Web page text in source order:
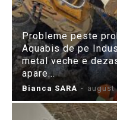
Probleme peste
Aquabis de pe
metal veche e
apare...
Bianca SARA - august